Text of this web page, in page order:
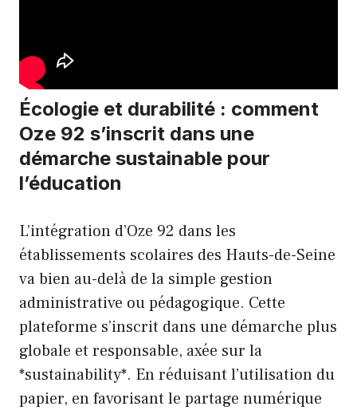
Écologie et durabilité : comment
Oze 92 s’inscrit dans une
démarche sustainable pour
l’éducation
L’intégration d’Oze 92 dans les
établissements scolaires des Hauts-de-Seine
va bien au-delà de la simple gestion
administrative ou pédagogique. Cette
plateforme s’inscrit dans une démarche plus
globale et responsable, axée sur la
*sustainability*. En réduisant l’utilisation du
papier, en favorisant le partage numérique